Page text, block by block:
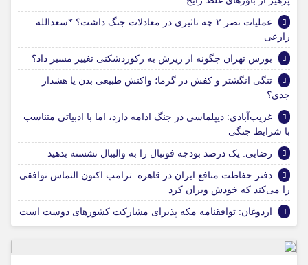
عملیات نصر ۲ چه تاثیری در معادلات جنگ داشت؟ *سعدالله
زارعی
بورس تهران چگونه از ریزش به رکوردشکنی تغییر مسیر داد؟
تنگی انگشتر و کفش در گرما؛ واکنش طبیعی بدن یا هشدار
جدی؟
غریب‌آبادی: دیپلماسی در جنگ ادامه دارد، اما با ادبیاتی متناسب
با شرایط جنگی
رضایی: یک درصد بودجه فوتبال را به والیبال نشسته بدهید
دفتر حفاظت منافع ایران در قاهره: ترامپ اکنون التماس توافقی
را می‌کند که خودش ویران کرد
اردوغان: توافقنامه مکه پذیرای مشارکت کشورهای دوست است